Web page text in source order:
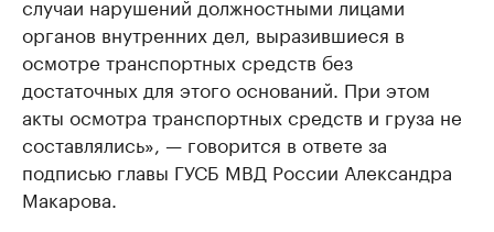
случаи нарушений должностными лицами
органов внутренних дел, выразившиеся в
осмотре транспортных средств без
достаточных для этого оснований. При этом
акты осмотра транспортных средств и груза не
составлялись», — говорится в ответе за
подписью главы ГУСБ МВД России Александра
Макарова.